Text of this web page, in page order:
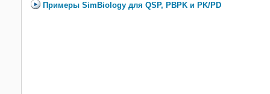
Примеры SimBiology для QSP, PBPK и PK/PD